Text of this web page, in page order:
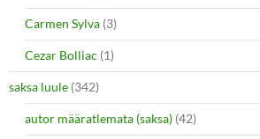
Carmen Sylva (3)
Cezar Bolliac (1)
saksa luule (342)
autor määratlemata (saksa) (42)